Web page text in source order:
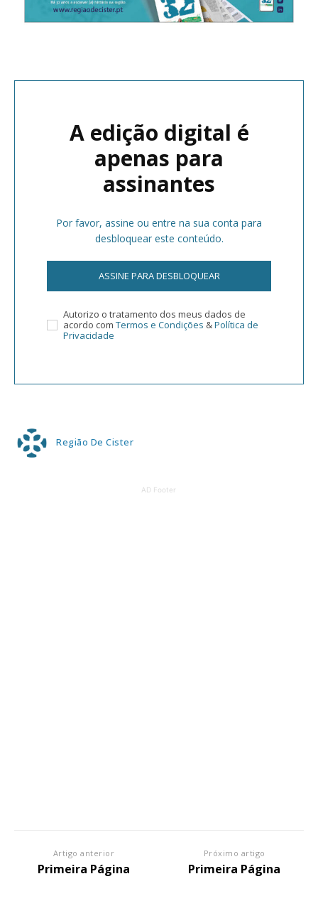
A edição digital é
apenas para
assinantes
Por favor, assine ou entre na sua conta para
desbloquear este conteúdo.
ASSINE PARA DESBLOQUEAR
Autorizo o tratamento dos meus dados de
acordo com Termos e Condições &Política de
Privacidade
Região De Cister
AD Footer
Artigo anterior
Primeira Página
Próximo artigo
Primeira Página